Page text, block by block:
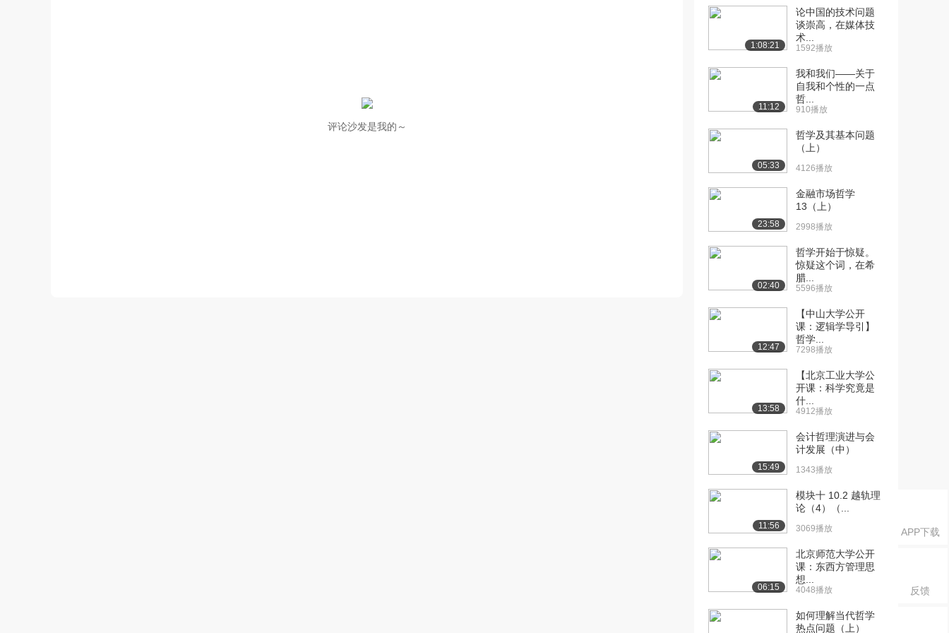
APP下载
反馈
评论沙发是我的～
本”制度...
1635播放
[11] 模块二 2-2 东西方“人
1645播放
[12] 模块二 2-3 东方管理
1010播放
[13] 模块二 2-3 东方管理
1537播放
[14] 模块三 3-1 以德为先
的内涵（上...
1465播放
[15] 模块三 3-1 以德为先
的内涵（下...
[16] 模块三 3-2 人德管理
的现代意义
08:37
[17] 模块三 3-3 人德管
理、人为为人...
07:39
[18] 模块三 3-3 人德管
理、人为为人...
948播放
07:42
[19] 模块四 4-1 治国的内
06:28
[20] 模块四 4-1 治国的内
06:30
[21] 模块四 4-2 治国的现
08:30
1:08:21
论中国的技术问题
谈崇高，在媒体技
术...
1592播放
11:12
我和我们——关于
自我和个性的一点
哲...
910播放
05:33
哲学及其基本问题
（上）
4126播放
23:58
金融市场哲学
13（上）
2998播放
02:40
哲学开始于惊疑。
惊疑这个词，在希
腊...
5596播放
12:47
【中山大学公开
课：逻辑学导引】
哲学...
7298播放
13:58
【北京工业大学公
开课：科学究竟是
什...
4912播放
15:49
会计哲理演进与会
计发展（中）
1343播放
11:56
模块十 10.2 越轨理
论（4）（...
3069播放
06:15
北京师范大学公开
课：东西方管理思
想...
4048播放
如何理解当代哲学
热点问题（上）